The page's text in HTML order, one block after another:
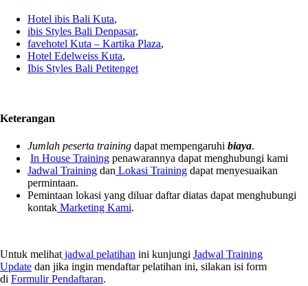
Hotel ibis Bali Kuta,
ibis Styles Bali Denpasar,
favehotel Kuta – Kartika Plaza,
Hotel Edelweiss Kuta,
Ibis Styles Bali Petitenget
Keterangan
Jumlah peserta training dapat mempengaruhi biaya.
In House Training penawarannya dapat menghubungi kami
Jadwal Training dan Lokasi Training dapat menyesuaikan
permintaan.
Pemintaan lokasi yang diluar daftar diatas dapat menghubungi
kontak Marketing Kami.
Untuk melihat jadwal pelatihan ini kunjungi Jadwal Training
Update dan jika ingin mendaftar pelatihan ini, silakan isi form
di Formulir Pendaftaran.